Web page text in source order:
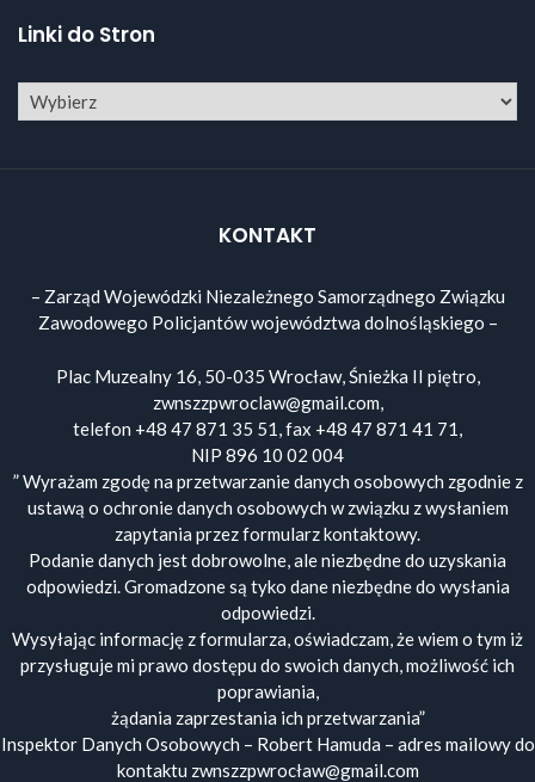
Linki do Stron
KONTAKT
– Zarząd Wojewódzki Niezależnego Samorządnego Związku
Zawodowego Policjantów województwa dolnośląskiego –
Plac Muzealny 16, 50-035 Wrocław, Śnieżka II piętro,
zwnszzpwroclaw@gmail.com,
telefon +48 47 871 35 51, fax +48 47 871 41 71,
NIP 896 10 02 004
” Wyrażam zgodę na przetwarzanie danych osobowych zgodnie z
ustawą o ochronie danych osobowych w związku z wysłaniem
zapytania przez formularz kontaktowy.
Podanie danych jest dobrowolne, ale niezbędne do uzyskania
odpowiedzi. Gromadzone są tyko dane niezbędne do wysłania
odpowiedzi.
Wysyłając informację z formularza, oświadczam, że wiem o tym iż
przysługuje mi prawo dostępu do swoich danych, możliwość ich
poprawiania,
żądania zaprzestania ich przetwarzania”
Inspektor Danych Osobowych – Robert Hamuda – adres mailowy do
kontaktu zwnszzpwrocław@gmail.com